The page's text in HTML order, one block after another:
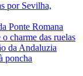
por Sevilha,
Ponte Romana
charme das ruelas
da Andaluzia
poncha